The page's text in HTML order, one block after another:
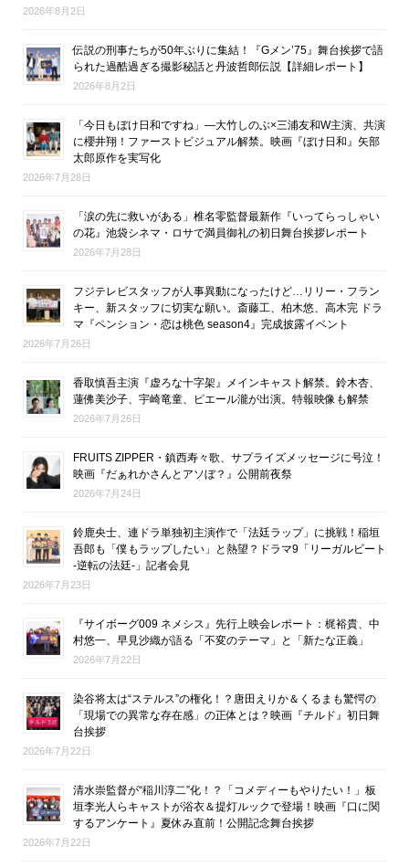
2026年8月2日
伝説の刑事たちが50年ぶりに集結！『Gメン’75』舞台挨拶で語
られた過酷過ぎる撮影秘話と丹波哲郎伝説【詳細レポート】
2026年8月2日
「今日もぼけ日和ですね」―大竹しのぶ×三浦友和W主演、共演
に櫻井翔！ファーストビジュアル解禁。映画『ぼけ日和』矢部
太郎原作を実写化
2026年7月28日
「涙の先に救いがある」椎名零監督最新作『いってらっしゃい
の花』池袋シネマ・ロサで満員御礼の初日舞台挨拶レポート
2026年7月28日
フジテレビスタッフが人事異動になったけど…リリー・フラン
キー、新スタッフに切実な願い。斎藤工、柏木悠、高木完 ドラ
マ『ペンション・恋は桃色 season4』完成披露イベント
2026年7月26日
香取慎吾主演『虚ろな十字架』メインキャスト解禁。鈴木杏、
蓮佛美沙子、宇崎竜童、ピエール瀧が出演。特報映像も解禁
2026年7月26日
FRUITS ZIPPER・鎮西寿々歌、サプライズメッセージに号泣！
映画『だぁれかさんとアソぼ？』公開前夜祭
2026年7月24日
鈴鹿央士、連ドラ単独初主演作で「法廷ラップ」に挑戦！稲垣
吾郎も「僕もラップしたい」と熱望？ドラマ9「リーガルビート
-逆転の法廷-」記者会見
2026年7月23日
『サイボーグ009 ネメシス』先行上映会レポート：梶裕貴、中
村悠一、早見沙織が語る「不変のテーマ」と「新たな正義」
2026年7月22日
染谷将太は“ステルス”の権化！？唐田えりか＆くるまも驚愕の
「現場での異常な存在感」の正体とは？映画『チルド』初日舞
台挨拶
2026年7月22日
清水崇監督が“稲川淳二”化！？「コメディーもやりたい！」板
垣李光人らキャストが浴衣＆提灯ルックで登場！映画『口に関
するアンケート』夏休み直前！公開記念舞台挨拶
2026年7月22日